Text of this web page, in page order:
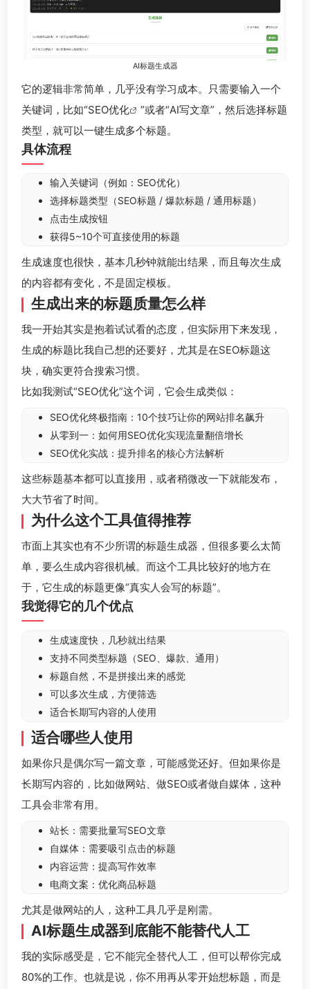
AI标题生成器
它的逻辑非常简单，几乎没有学习成本。只需要输入一个
关键词，比如“SEO优化
”或者“AI写文章”，然后选择标题
类型，就可以一键生成多个标题。
具体流程
输入关键词（例如：SEO优化）
选择标题类型（SEO标题 / 爆款标题 / 通用标题）
点击生成按钮
获得5~10个可直接使用的标题
生成速度也很快，基本几秒钟就能出结果，而且每次生成
的内容都有变化，不是固定模板。
生成出来的标题质量怎么样
我一开始其实是抱着试试看的态度，但实际用下来发现，
生成的标题比我自己想的还要好，尤其是在SEO标题这
块，确实更符合搜索习惯。
比如我测试“SEO优化”这个词，它会生成类似：
SEO优化终极指南：10个技巧让你的网站排名飙升
从零到一：如何用SEO优化实现流量翻倍增长
SEO优化实战：提升排名的核心方法解析
这些标题基本都可以直接用，或者稍微改一下就能发布，
大大节省了时间。
为什么这个工具值得推荐
市面上其实也有不少所谓的标题生成器，但很多要么太简
单，要么生成内容很机械。而这个工具比较好的地方在
于，它生成的标题更像“真实人会写的标题”。
我觉得它的几个优点
生成速度快，几秒就出结果
支持不同类型标题（SEO、爆款、通用）
标题自然，不是拼接出来的感觉
可以多次生成，方便筛选
适合长期写内容的人使用
适合哪些人使用
如果你只是偶尔写一篇文章，可能感觉还好。但如果你是
长期写内容的，比如做网站、做SEO或者做自媒体，这种
工具会非常有用。
站长：需要批量写SEO文章
自媒体：需要吸引点击的标题
内容运营：提高写作效率
电商文案：优化商品标题
尤其是做网站的人，这种工具几乎是刚需。
AI标题生成器到底能不能替代人工
我的实际感受是，它不能完全替代人工，但可以帮你完成
80%的工作。也就是说，你不用再从零开始想标题，而是